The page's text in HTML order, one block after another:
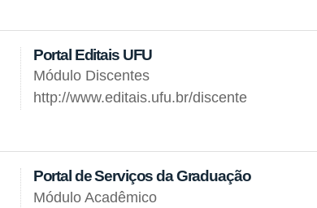
Portal Editais UFU
Módulo Discentes
http://www.editais.ufu.br/discente
Portal de Serviços da Graduação
Módulo Acadêmico